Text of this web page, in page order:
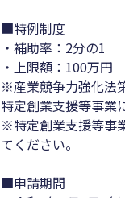
■特例制度
・補助率：2分の1
・上限額：100万円
※産業競争力強化法
特定創業支援等事業
※特定創業支援等事
てください。
■申請期間